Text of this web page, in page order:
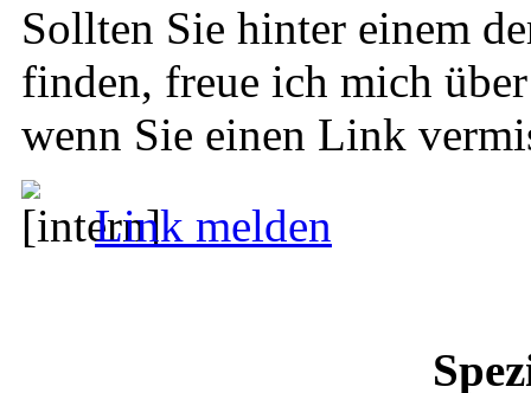
Sollten Sie hinter einem
finden, freue ich mich
wenn Sie einen Link
Link melden